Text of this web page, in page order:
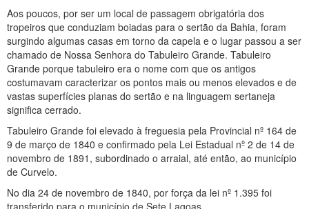
Aos poucos, por ser um local de passagem obrigatória dos
tropeiros que conduziam boiadas para o sertão da Bahia, foram
surgindo algumas casas em torno da capela e o lugar passou a ser
chamado de Nossa Senhora do Tabuleiro Grande. Tabuleiro
Grande porque tabuleiro era o nome com que os antigos
costumavam caracterizar os pontos mais ou menos elevados e de
vastas superfícies planas do sertão e na linguagem sertaneja
significa cerrado.
Tabuleiro Grande foi elevado à freguesia pela Provincial nº 164 de
9 de março de 1840 e confirmado pela Lei Estadual nº 2 de 14 de
novembro de 1891, subordinado o arraial, até então, ao município
de Curvelo.
No dia 24 de novembro de 1840, por força da lei nº 1.395 foi
transferido para o município de Sete Lagoas.